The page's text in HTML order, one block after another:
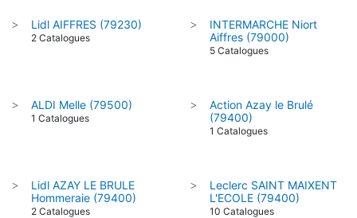
> Lidl AIFFRES (79230)
2 Catalogues
>
INTERMARCHE Niort
Aiffres (79000)
5 Catalogues
> ALDI Melle (79500)
1 Catalogues
>
Action Azay le Brulé
(79400)
1 Catalogues
>
Lidl AZAY LE BRULE
Hommeraie (79400)
2 Catalogues
>
Leclerc SAINT MAIXENT
L'ECOLE (79400)
10 Catalogues